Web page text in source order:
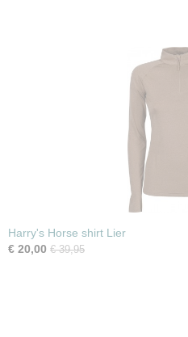
Harry's Horse shirt Lier
€ 20,00 € 39,95